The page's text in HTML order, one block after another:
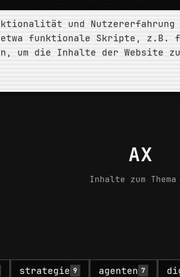
ÜBERLEISTUNGEN
/AX
AX
Inhalte zum Thema
strategie 9 agenten 7
und
funktionale Skripte, z.B.
um die Inhalte der Website